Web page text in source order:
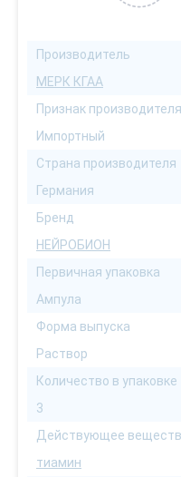
Производитель
МЕРК КГАА
Признак производителя
Импортный
Страна производителя
Германия
Бренд
НЕЙРОБИОН
Первичная упаковка
Ампула
Форма выпуска
Раствор
Количество в упаковке
3
Действующее
тиамин